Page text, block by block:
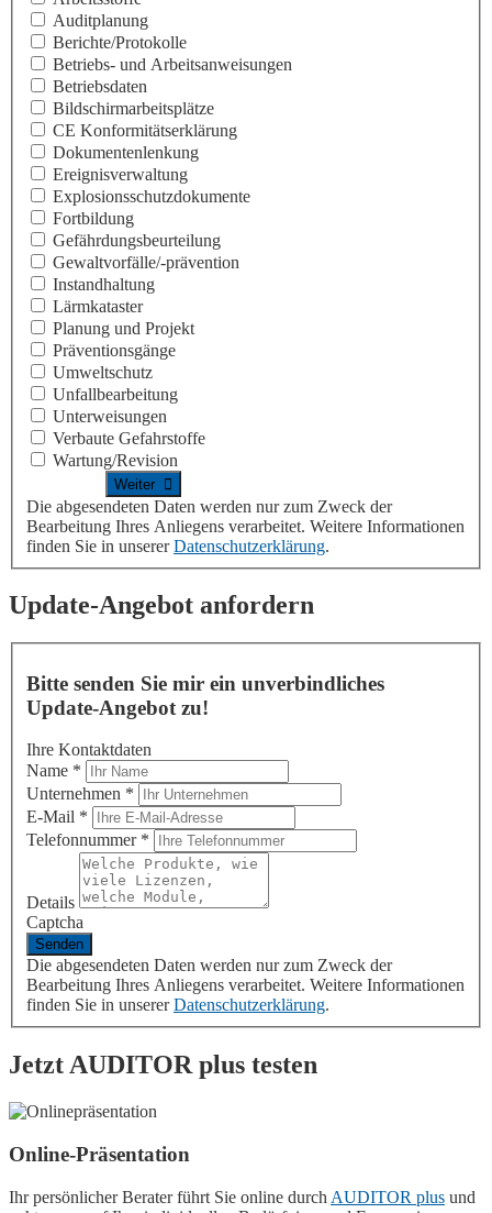
Auditplanung
Berichte/Protokolle
Betriebs- und Arbeitsanweisungen
Betriebsdaten
Bildschirmarbeitsplätze
CE Konformitäts­erklärung
Dokumentenlenkung
Ereignisverwaltung
Explosionsschutzdokumente
Fortbildung
Gefährdungsbeurteilung
Gewaltvorfälle/-prävention
Instandhaltung
Lärmkataster
Planung und Projekt
Präventionsgänge
Umweltschutz
Unfallbearbeitung
Unterweisungen
Verbaute Gefahrstoffe
Wartung/Revision
Die abgesendeten Daten werden nur zum Zweck der
Bearbeitung Ihres Anliegens verarbeitet. Weitere Informationen
finden Sie in unsererDatenschutzerklärung.
Update-Angebot anfordern
Bitte senden Sie mir ein unverbindliches
Update-Angebot zu!
Ihre Kontaktdaten
Name *
Unternehmen *
E-Mail *
Telefonnummer *
Details
Captcha
Die abgesendeten Daten werden nur zum Zweck der
Bearbeitung Ihres Anliegens verarbeitet. Weitere Informationen
finden Sie in unsererDatenschutzerklärung.
JetztAUDITOR plus testen
Online-Präsentation
Ihr persönlicher Berater führt Sie online durch AUDITOR plus und